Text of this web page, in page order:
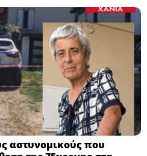
αστυνομικούς που